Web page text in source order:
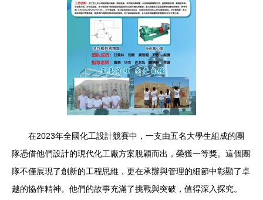
在2023年全國化工設計競賽中，一支由五名大學生組成的團
隊憑借他們設計的現代化工廠方案脫穎而出，榮獲一等獎。這個團
隊不僅展現了創新的工程思維，更在承辦與管理的細節中彰顯了卓
越的協作精神。他們的故事充滿了挑戰與突破，值得深入探究。